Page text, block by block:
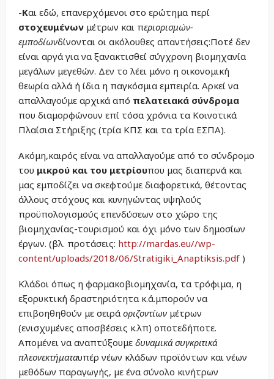
-Και εδώ, επανερχόμενοι στο ερώτημα περί
στοχευμένων μέτρων και περιορισμών-
εμποδίωνδίνονται οι ακόλουθες απαντήσεις:Ποτέ δεν
είναι αργά για να ξανακτισθεί σύγχρονη βιομηχανία
μεγάλων μεγεθών. Δεν το λέει μόνο η οικονομική
θεωρία αλλά ή ίδια η παγκόσμια εμπειρία. Αρκεί να
απαλλαγούμε αρχικά από πελατειακά σύνδρομα
που διαμορφώνουν επί τόσα χρόνια τα Κοινοτικά
Πλαίσια Στήριξης (τρία ΚΠΣ και τα τρία ΕΣΠΑ).
Ακόμη,καιρός είναι να απαλλαγούμε από το σύνδρομο
του μικρού και του μετρίουπου μας διαπερνά και
μας εμποδίζει να σκεφτούμε διαφορετικά, θέτοντας
άλλους στόχους και κυνηγώντας υψηλούς
προϋπολογισμούς επενδύσεων στο χώρο της
βιομηχανίας-τουρισμού και όχι μόνο των δημοσίων
έργων. (βλ. προτάσεις: http://mardas.eu//wp-
content/uploads/2018/06/Stratigiki_Anaptiksis.pdf )
Κλάδοι όπως η φαρμακοβιομηχανία, τα τρόφιμα, η
εξορυκτική δραστηριότητα κ.ά.μπορούν να
επιβοηθηθούν με σειρά οριζοντίων μέτρων
(ενισχυμένες αποσβέσεις κ.λπ) οποτεδήποτε.
Απομένει να αναπτύξουμε δυναμικά συγκριτικά
πλεονεκτήματαυπέρ νέων κλάδων προϊόντων και νέων
μεθόδων παραγωγής, με ένα σύνολο κινήτρων